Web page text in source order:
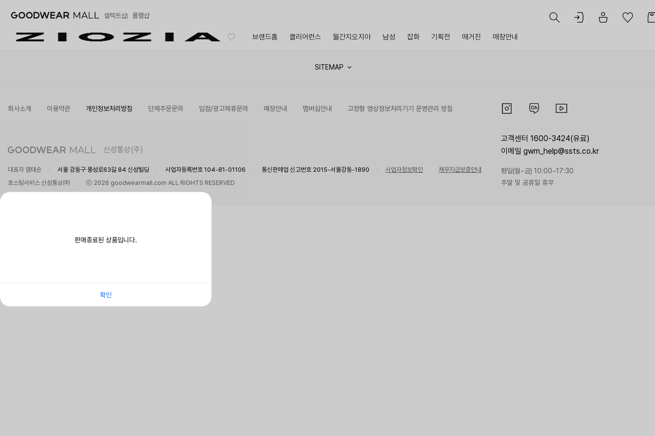
셀렉트샵 폴햄샵
브랜드홈 클리어런스 월간지오지아 남성 잡화 기획전 매거진 매장안내
판매종료된 상품입니다.
확인
SITEMAP
회사소개 이용약관 개인정보처리방침 단체주문문의 입점/광고제휴문의 매장안내 멤버십안내 고정형 영상정보처리기기 운영관리 방침
신성통상(주)
대표자 염태순 서울 강동구 풍성로63길 84 신성빌딩 사업자등록번호 104-81-01106 통신판매업 신고번호 2015-서울강동-1890 사업자정보확인
채무지급보증안내
호스팅서비스 신성통상㈜
ⓒ 2026 goodwearmall.com ALL RIGHTS RESERVED
고객센터 1600-3424(유료)
이메일 gwm_help@ssts.co.kr
평일(월~금) 10:00~17:30
주말 및 공휴일 휴무